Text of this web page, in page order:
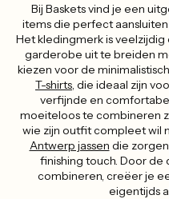
Bij Baskets vind je een
items die perfect
Het kledingmerk is
garderobe uit te breiden
kiezen voor de
T-shirts, die ideaal zijn
verfijnde en
moeiteloos te combineren
wie zijn outfit compleet wil
Antwerp jassen die
finishing touch. Door de
combineren, creëer je
eigentijds